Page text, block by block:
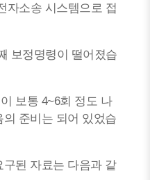
자소송 시스템으로 접
보정명령이 떨어졌습
보통 4~6회 정도 나
준비는 되어 있었습
된 자료는 다음과 같